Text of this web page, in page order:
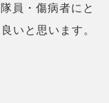
員・傷病者にと
いと思います。